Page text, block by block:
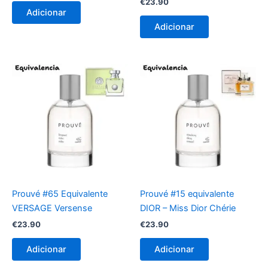
Adicionar
Adicionar
Prouvé #65 Equivalente
VERSAGE Versense
€23.90
Adicionar
Prouvé #15 equivalente
DIOR – Miss Dior Chérie
€23.90
Adicionar